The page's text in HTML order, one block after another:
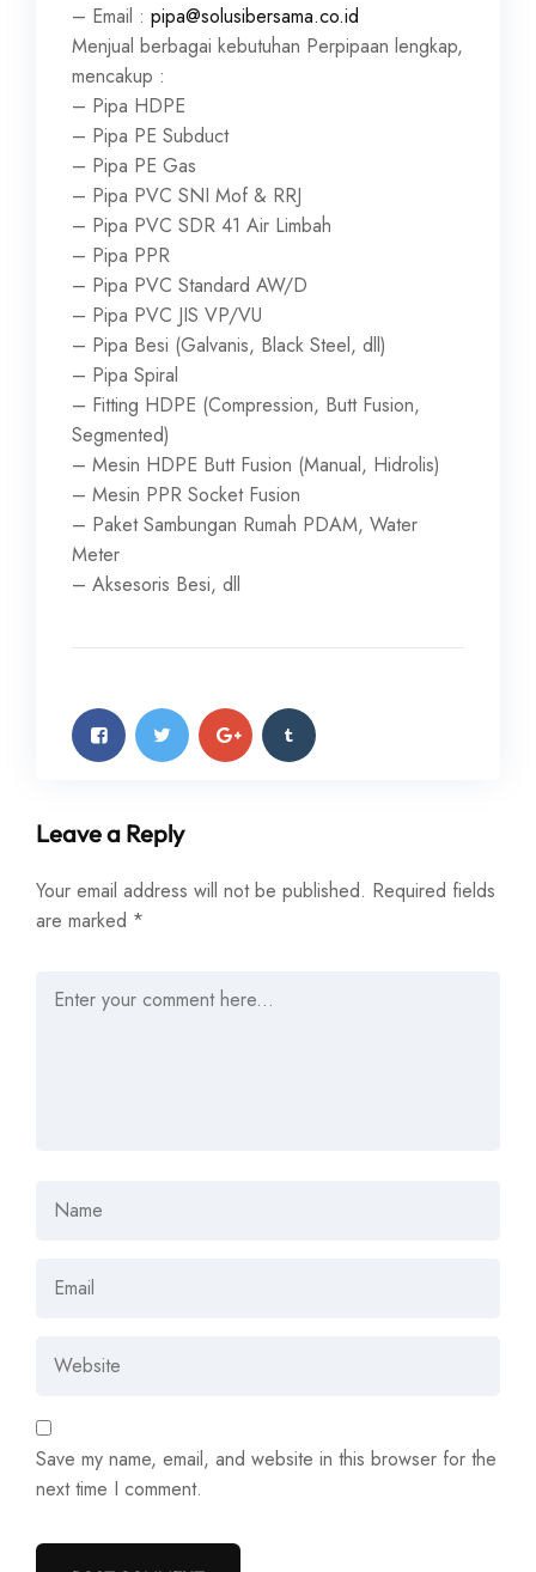
– Email : pipa@solusibersama.co.id
Menjual berbagai kebutuhan Perpipaan lengkap,
mencakup :
– Pipa HDPE
– Pipa PE Subduct
– Pipa PE Gas
– Pipa PVC SNI Mof & RRJ
– Pipa PVC SDR 41 Air Limbah
– Pipa PPR
– Pipa PVC Standard AW/D
– Pipa PVC JIS VP/VU
– Pipa Besi (Galvanis, Black Steel, dll)
– Pipa Spiral
– Fitting HDPE (Compression, Butt Fusion,
Segmented)
– Mesin HDPE Butt Fusion (Manual, Hidrolis)
– Mesin PPR Socket Fusion
– Paket Sambungan Rumah PDAM, Water
Meter
– Aksesoris Besi, dll
Leave a Reply
Your email address will not be published. Required fields
are marked *
Save my name, email, and website in this browser for the
next time I comment.